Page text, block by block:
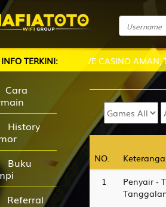
INFO TERKINI:
RESMI & LIVE CASINO AMAN,
Cara
History
Buku
Referral
NO.
NO.
1
Penyair -